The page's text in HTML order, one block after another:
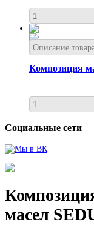
Описание
Композиция
Социальные сети
масел